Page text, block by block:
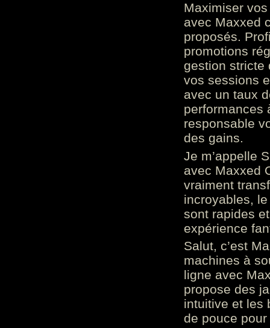
Maximiser
avec Maxxed
proposés.
promotions
gestion stricte
vos sessions
avec un taux
performances
responsable
des gains.
Je m’appelle
avec Maxxed
vraiment
incroyables,
sont rapides
expérience
Salut, c’est
machines à
ligne avec
propose des
intuitive et les
de pouce